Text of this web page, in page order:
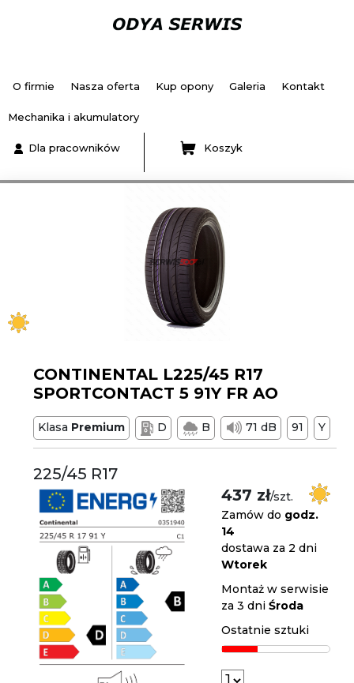
O firmie Nasza oferta Kup opony Galeria Kontakt
Mechanika i akumulatory
Dla pracowników Koszyk
CONTINENTAL L225/45 R17
SPORTCONTACT 5 91Y FR AO
Klasa Premium D B 71 dB 91 Y
225/45 R17
437 zł/szt.
Zamów do godz.
14
dostawa za 2 dni
Wtorek
Montaż w serwisie
za 3 dniŚroda
Ostatnie sztuki